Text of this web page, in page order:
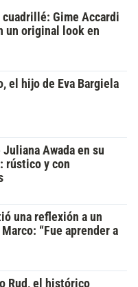
Gime Accardi
un original look en
el hijo de Eva Bargiela
Awada en su
rústico y con
una reflexión a un
“Fue aprender a
Rud, el histórico